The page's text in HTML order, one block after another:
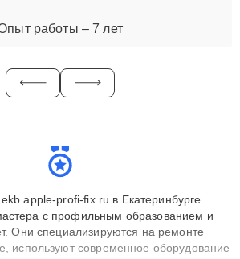
работы – 7 лет
profi-fix.ru в Екатеринбурге
с профильным образованием и
Они специализируются на ремонте
используют современное оборудование